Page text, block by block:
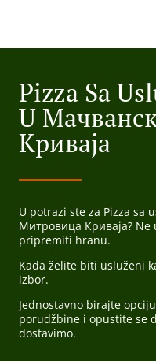
Pizza Sa
U
Криваја
U potrazi ste za Pizza sa
Митровица Криваја?
pripremiti hranu.
Kada želite biti usluženi
izbor.
Jednostavno birajte
porudžbine i opustite se
dostavimo.